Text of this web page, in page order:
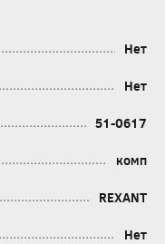
Нет
Нет
51-0617
комп
REXANT
Нет